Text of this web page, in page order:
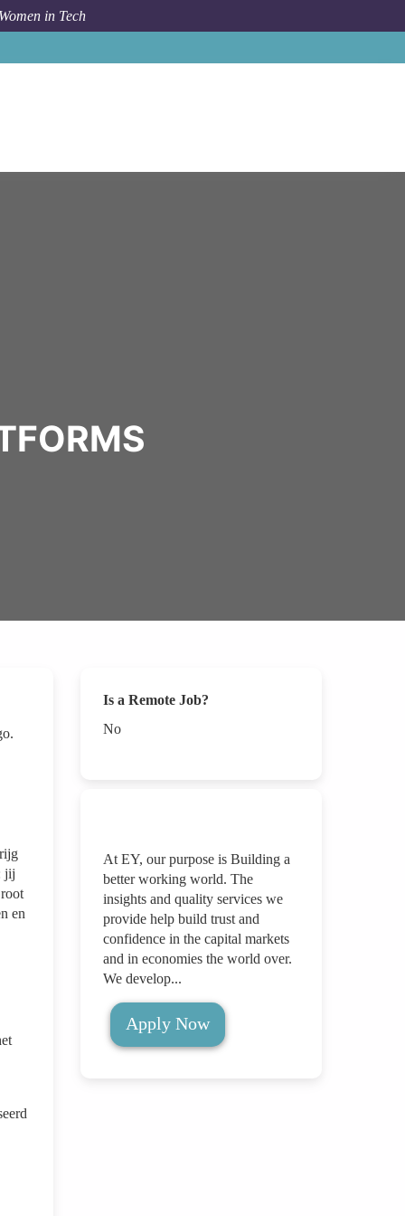
in Tech
jij
en
Is a Remote Job?
No
At EY, our purpose is Building a
better working world. The
insights and quality services we
provide help build trust and
confidence in the capital markets
and in economies the world over.
We develop...
Apply Now